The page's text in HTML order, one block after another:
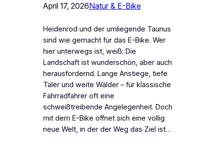
April 17, 2026Natur & E-Bike
Heidenrod und der umliegende Taunus
sind wie gemacht für das E-Bike. Wer
hier unterwegs ist, weiß: Die
Landschaft ist wunderschön, aber auch
herausfordernd. Lange Anstiege, tiefe
Täler und weite Wälder – für klassische
Fahrradfahrer oft eine
schweißtreibende Angelegenheit. Doch
mit dem E-Bike öffnet sich eine völlig
neue Welt, in der der Weg das Ziel ist…